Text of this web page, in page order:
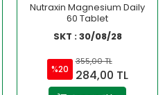
Nutraxin Magnesium Daily
60 Tablet
SKT : 30/08/28
%20
355,00 TL
284,00 TL